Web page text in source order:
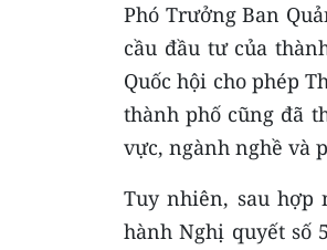
Phó Trưởng Ban
cầu đầu tư của
Quốc hội cho phép
thành phố cũng đã
vực, ngành nghề và
Tuy nhiên, sau hợp
hành Nghị quyết số